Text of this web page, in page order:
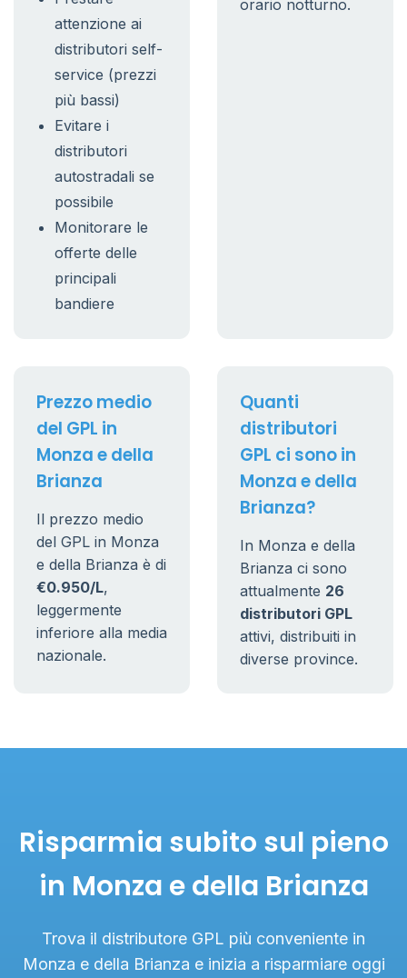
attenzione ai
distributori self-
service (prezzi
più bassi)
Evitare i
distributori
autostradali se
possibile
Monitorare le
offerte delle
principali
bandiere
orario notturno.
Prezzo medio
del GPL in
Monza e della
Brianza
Il prezzo medio
del GPL in Monza
e della Brianza è di
€0.950/L,
leggermente
inferiore alla media
nazionale.
Quanti
distributori
GPL ci sono in
Monza e della
Brianza?
In Monza e della
Brianza ci sono
attualmente 26
distributori GPL
attivi, distribuiti in
diverse province.
Risparmia subito sul pieno
in Monza e della Brianza
Trova il distributore GPL più conveniente in
Monza e della Brianza e inizia a risparmiare oggi